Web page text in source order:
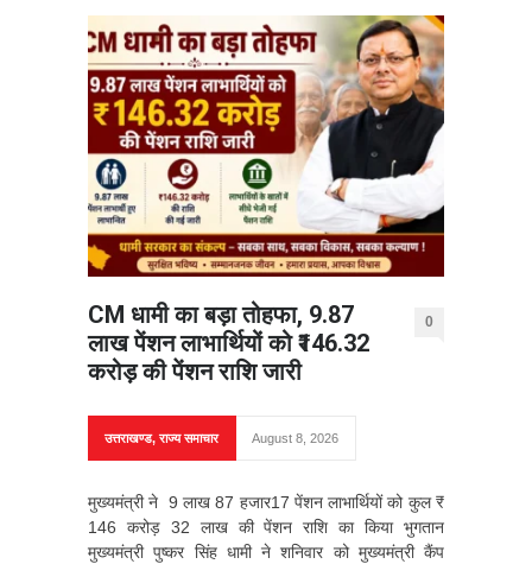
CM धामी का बड़ा तोहफा, 9.87
लाख पेंशन लाभार्थियों को ₹146.32
करोड़ की पेंशन राशि जारी
0
उत्तराखण्ड,राज्य समाचार August 8, 2026
मुख्यमंत्री ने 9 लाख 87 हजार17 पेंशन लाभार्थियों को कुल ₹
146 करोड़ 32 लाख की पेंशन राशि का किया भुगतान
मुख्यमंत्री पुष्कर सिंह धामी ने शनिवार को मुख्यमंत्री कैंप